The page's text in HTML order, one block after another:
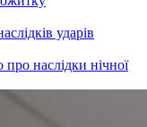
ударів
наслідки нічної